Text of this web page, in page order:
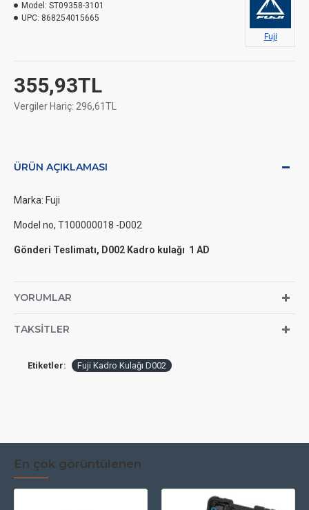
355,93TL
Vergiler Hariç: 296,61TL
Model: ST09358-3101
UPC: 868254015665
Fuji
ÜRÜN AÇIKLAMASI
Marka: Fuji
Model no, T100000018 -D002
Gönderi Teslimatı, D002 Kadro kulağı 1 AD
YORUMLAR
TAKSITLER
Etiketler: Fuji Kadro Kulağı D002
En çok görüntülenen